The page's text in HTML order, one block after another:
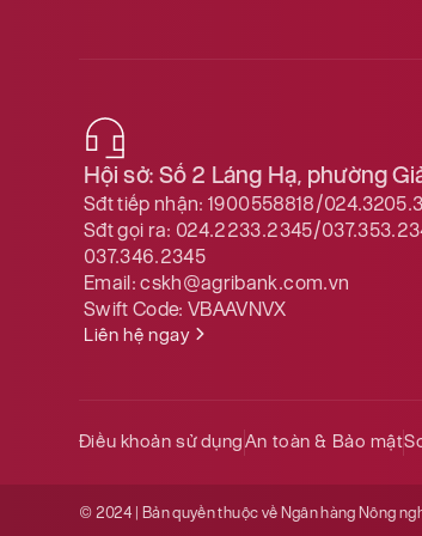
Hội sở: Số 2 Láng Hạ, phường
Sđt tiếp nhận: 1900558818/
Sđt gọi ra: 024.2233.2345/
037.346.2345
Email:cskh@agribank.com.vn
Swift Code:VBAAVNVX
Liên hệ ngay
Điều khoản sử dụngAn toàn & Bảo mật
© 2024 | Bản quyền thuộc về Ngân hàng Nông